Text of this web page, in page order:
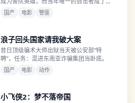
们的新领导。
国产 电影 警匪
浪子回头国家请我破大案
昔日顶级骗术大师出狱当天被公安部“特
聘”，任务：混进东南亚诈骗集团当卧底。
国产 电影 动作
小飞侠2：梦不落帝国